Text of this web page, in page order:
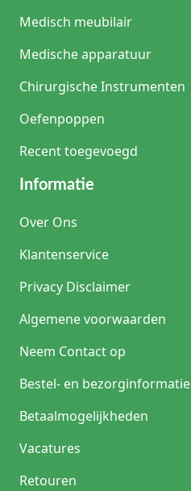
Medisch meubilair
Medische apparatuur
Chirurgische Instrumenten
Oefenpoppen
Recent toegevoegd
Informatie
Over Ons
Klantenservice
Privacy Disclaimer
Algemene voorwaarden
Neem Contact op
Bestel- en bezorginformatie
Betaalmogelijkheden
Vacatures
Retouren